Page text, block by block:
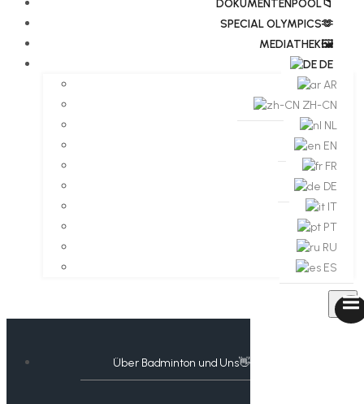
DOKUMENTENPOOL📁
​​SPECIAL OLYMPICS🫶
MEDIATHEK🖼️​
DE
AR
ZH-CN
NL
EN
FR
DE
IT
PT
RU
ES
Über Badminton und Uns👋